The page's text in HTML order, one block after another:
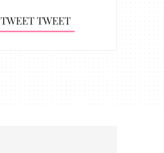
TWEET TWEET